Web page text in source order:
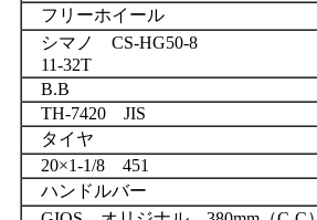
フリーホイール
シマノ CS-HG50-8
11-32T
B.B
TH-7420 JIS
タイヤ
20×1-1/8 451
ハンドルバー